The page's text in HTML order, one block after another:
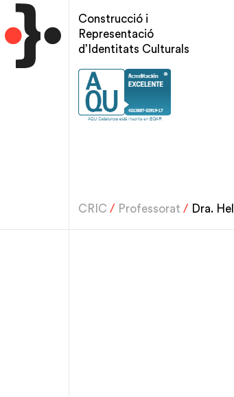
Skip
to
main
content
Construcció i
Representació
d’Identitats Culturals
CRIC / Professorat / Dra.